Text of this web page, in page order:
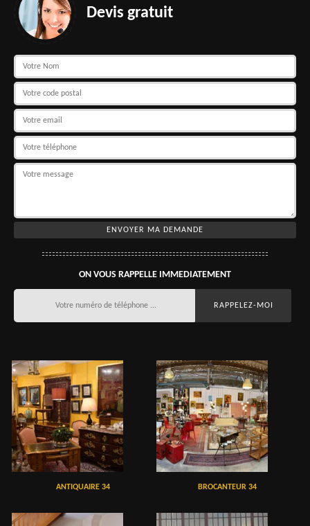
Devis gratuit
ON VOUS RAPPELLE IMMEDIATEMENT
ANTIQUAIRE 34 BROCANTEUR 34